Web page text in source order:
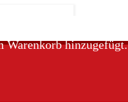
Warenkorb hinzugefügt.